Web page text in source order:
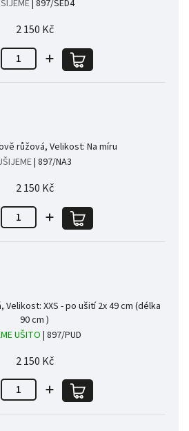
| 897/SED4
2 150 Kč
růžová, Velikost: Na míru
| 897/NA3
2 150 Kč
XXS - po ušití 2x 49 cm (délka
90 cm )
UŠITO| 897/PUD
2 150 Kč